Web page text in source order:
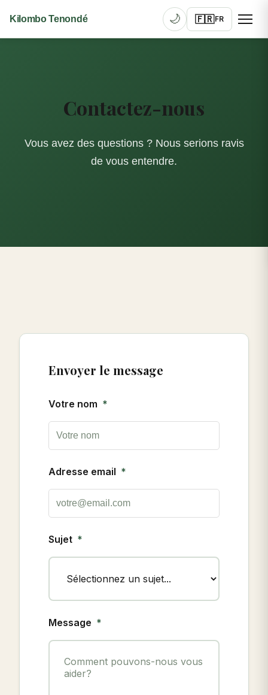
Kilombo Tenondé 🌙 🇫🇷FR
Contactez-nous
Vous avez des questions ? Nous serions ravis
de vous entendre.
Envoyer le message
Votre nom
Adresse email
Sujet
Message